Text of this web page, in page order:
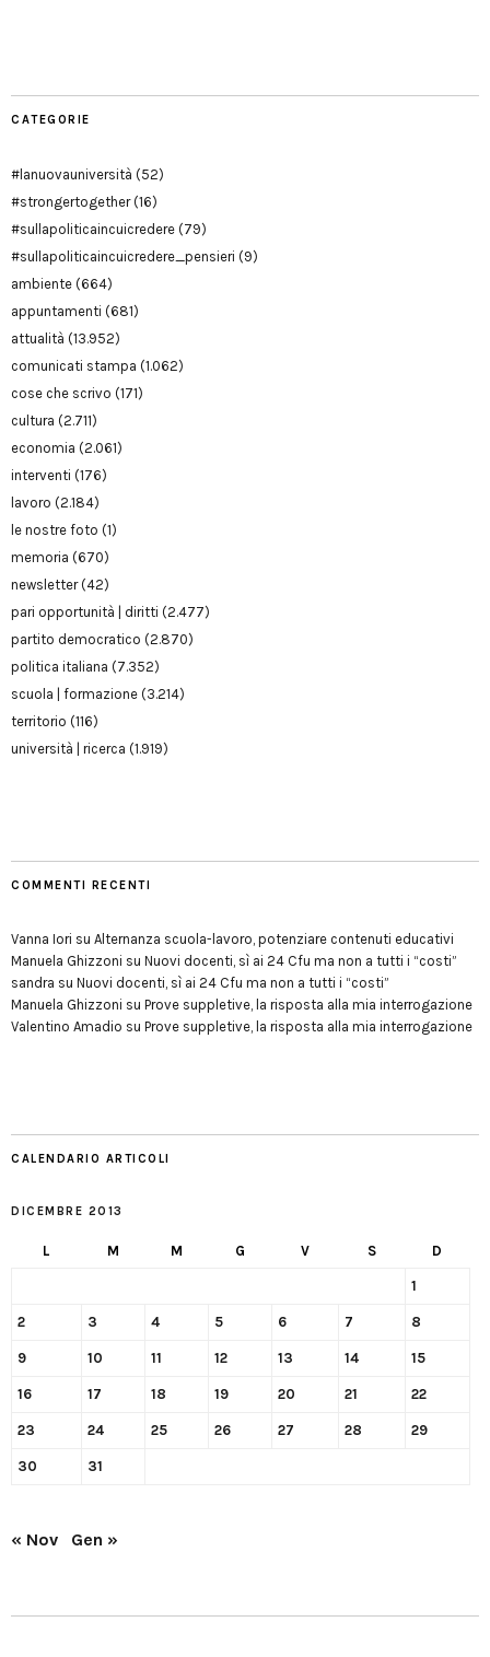
CATEGORIE
#lanuovauniversità (52)
#strongertogether(16)
#sullapoliticaincuicredere (79)
#sullapoliticaincuicredere_pensieri (9)
ambiente (664)
appuntamenti (681)
attualità (13.952)
comunicati stampa (1.062)
cose che scrivo (171)
cultura (2.711)
economia (2.061)
interventi (176)
lavoro (2.184)
le nostre foto (1)
memoria (670)
newsletter(42)
pari opportunità | diritti (2.477)
partito democratico (2.870)
politica italiana (7.352)
scuola | formazione (3.214)
territorio (116)
università | ricerca (1.919)
COMMENTI RECENTI
Vanna Iori su Alternanza scuola-lavoro, potenziare contenuti educativi
Manuela Ghizzoni su Nuovi docenti, sì ai 24 Cfu ma non a tutti i “costi”
sandra su Nuovi docenti, sì ai 24 Cfu ma non a tutti i “costi”
Manuela Ghizzoni su Prove suppletive, la risposta alla mia interrogazione
Valentino Amadio su Prove suppletive, la risposta alla mia interrogazione
CALENDARIO ARTICOLI
DICEMBRE 2013
L M M G V S D
1
2 3 4 5 6 7 8
9 10 11 12 13 14 15
16 17 18 19 20 21 22
23 24 25 26 27 28 29
30 31
« Nov Gen »